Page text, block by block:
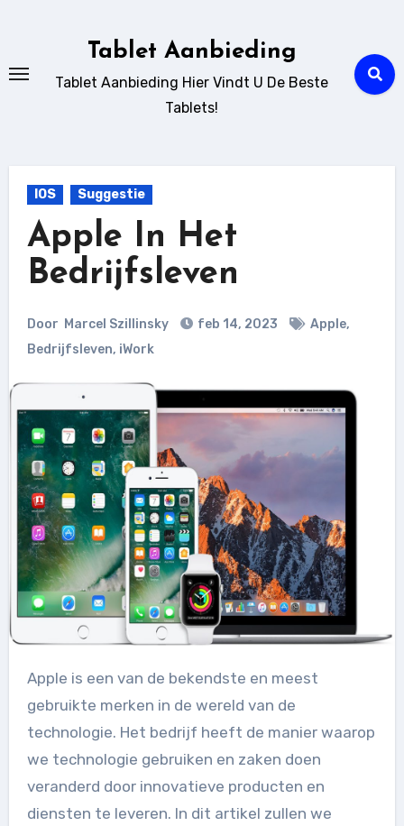
Tablet Aanbieding
Tablet Aanbieding Hier Vindt U De Beste
Tablets!
IOS Suggestie
Apple In Het
Bedrijfsleven
Door Marcel Szillinsky feb 14, 2023 Apple,
Bedrijfsleven, iWork
Apple is een van de bekendste en meest
gebruikte merken in de wereld van de
technologie. Het bedrijf heeft de manier waarop
we technologie gebruiken en zaken doen
veranderd door innovatieve producten en
diensten te leveren. In dit artikel zullen we